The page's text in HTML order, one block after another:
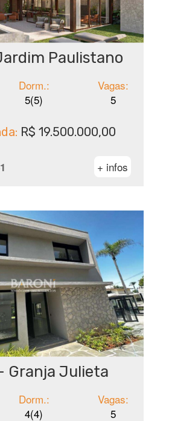
Paulistano
Dorm.:
5(5)
Vagas:
5
R$ 19.500.000,00
+ infos
Granja Julieta
Dorm.:
4(4)
Vagas:
5